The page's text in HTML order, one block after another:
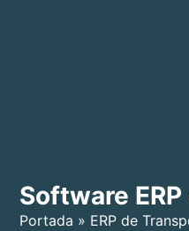
Software
Portada » ERP de